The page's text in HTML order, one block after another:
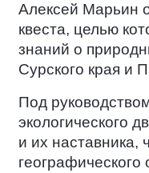
Алексей Марьин
квеста, целью
знаний о
Сурского края и
Под
экологического
и их наставника,